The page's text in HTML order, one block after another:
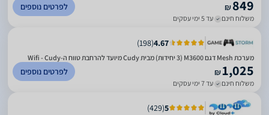
₪849
משלוח חינם עד 5 ימי עסקים
לפרטים נוספים
4.67
(
198
)
מערכת Mesh דגם M3600 (3 יחידות) מבית Cudy מיועד להרחבת טווח ה-Wifi - Cudy
₪1,025
משלוח חינם עד 7 ימי עסקים
לפרטים נוספים
5
(
429
)